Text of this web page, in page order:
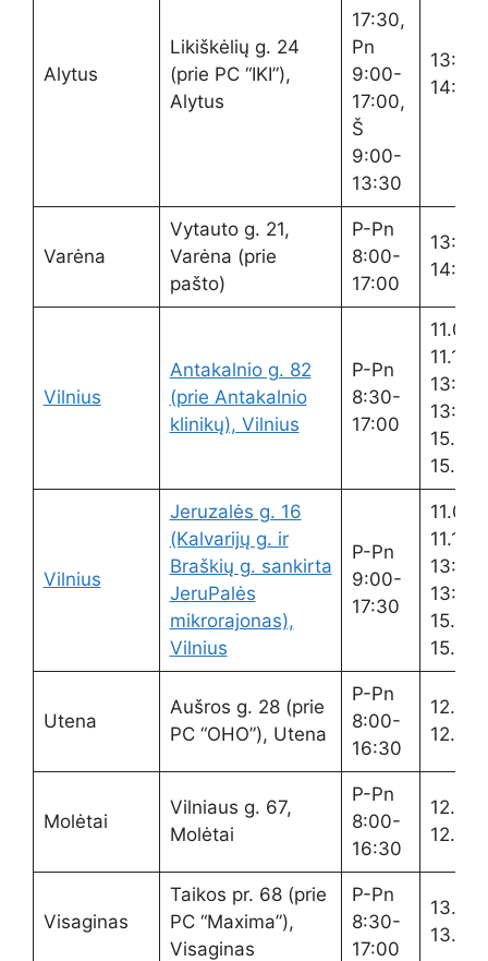
Alytus
Likiškėlių g. 24
(prie PC “IKI”),
Alytus
17:30,
Pn
9:00-
17:00,
Š
9:00-
13:30
13:00-
14:00
Varėna
Vytauto g. 21,
Varėna (prie
pašto)
P-Pn
8:00-
17:00
13:00-
14:00
Vilnius
Antakalnio g. 82
(prie Antakalnio
klinikų), Vilnius
P-Pn
8:30-
17:00
11.00-
11.15
13:00-
13:30
15.00-
15.15
Vilnius
Jeruzalės g. 16
(Kalvarijų g. ir
Braškių g. sankirta
JeruPalės
mikrorajonas),
Vilnius
P-Pn
9:00-
17:30
11.00-
11.15
13:00-
13:30
15.00-
15.15
Utena
Aušros g. 28 (prie
PC “OHO”), Utena
P-Pn
8:00-
16:30
12.00-
12.30
Molėtai
Vilniaus g. 67,
Molėtai
P-Pn
8:00-
16:30
12.00-
12.30
Visaginas
Taikos pr. 68 (prie
PC “Maxima”),
Visaginas
P-Pn
8:30-
17:00
13.00-
13.30